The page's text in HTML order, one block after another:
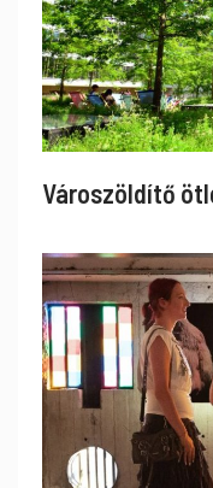
Városzöldítő